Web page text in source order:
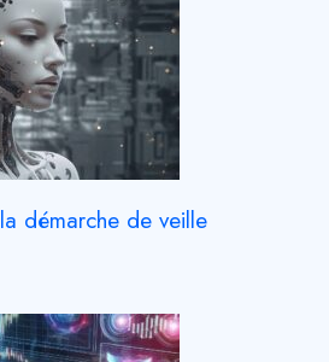
démarche de veille